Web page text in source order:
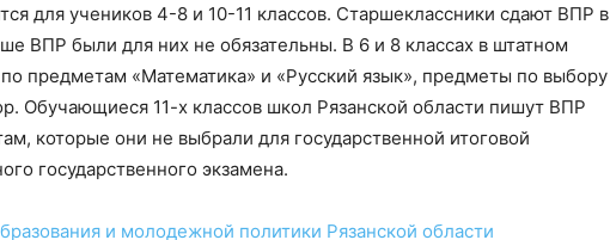
для учеников 4-8 и 10-11 классов. Старшеклассники сдают ВПР в
ВПР были для них не обязательны. В 6 и 8 классах в штатном
предметам «Математика» и «Русский язык», предметы по выбору
Обучающиеся 11-х классов школ Рязанской области пишут ВПР
которые они не выбрали для государственной итоговой
государственного экзамена.
и молодежной политики Рязанской области